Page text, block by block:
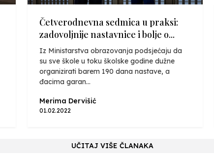
Četverodnevna sedmica u praksi:
zadovoljnije nastavnice i bolje o...
Iz Ministarstva obrazovanja podsjećaju da
su sve škole u toku školske godine dužne
organizirati barem 190 dana nastave, a
đacima garan...
Merima Dervišić
01.02.2022
UČITAJ VIŠE ČLANAKA